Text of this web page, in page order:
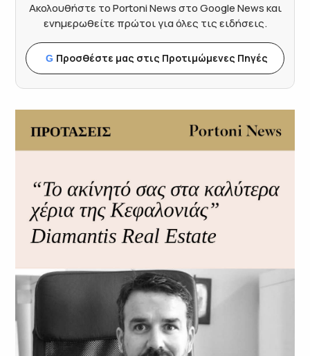
Ακολουθήστε το Portoni News στο Google News και
ενημερωθείτε πρώτοι για όλες τις ειδήσεις.
G Προσθέστε μας στις Προτιμώμενες Πηγές